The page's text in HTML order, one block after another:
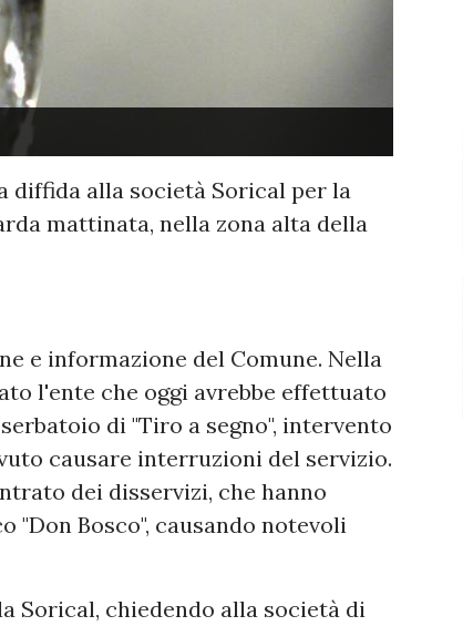
diffida alla società Sorical per la
mattinata, nella zona alta della
e informazione del Comune. Nella
l'ente che oggi avrebbe effettuato
di "Tiro a segno", intervento
causare interruzioni del servizio.
dei disservizi, che hanno
Bosco", causando notevoli
Sorical, chiedendo alla società di